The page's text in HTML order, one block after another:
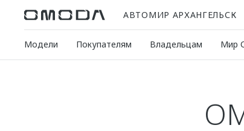
АВТОМИР АРХАНГЕЛЬСК
Модели Покупателям Владельцам Мир